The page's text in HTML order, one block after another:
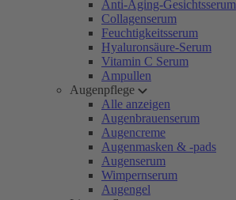
Anti-Aging-Gesichtsserum
Collagenserum
Feuchtigkeitsserum
Hyaluronsäure-Serum
Vitamin C Serum
Ampullen
Augenpflege
Alle anzeigen
Augenbrauenserum
Augencreme
Augenmasken & -pads
Augenserum
Wimpernserum
Augengel